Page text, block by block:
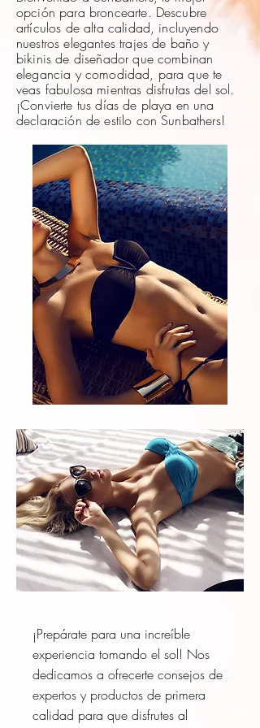
opción para broncearte. Descubre
artículos de alta calidad, incluyendo
nuestros elegantes trajes de baño y
bikinis de diseñador que combinan
elegancia y comodidad, para que te
veas fabulosa mientras disfrutas del sol.
¡Convierte tus días de playa en una
declaración de estilo con Sunbathers!
¡Prepárate para una increíble
experiencia tomando el sol! Nos
dedicamos a ofrecerte consejos de
expertos y productos de primera
calidad para que disfrutes al